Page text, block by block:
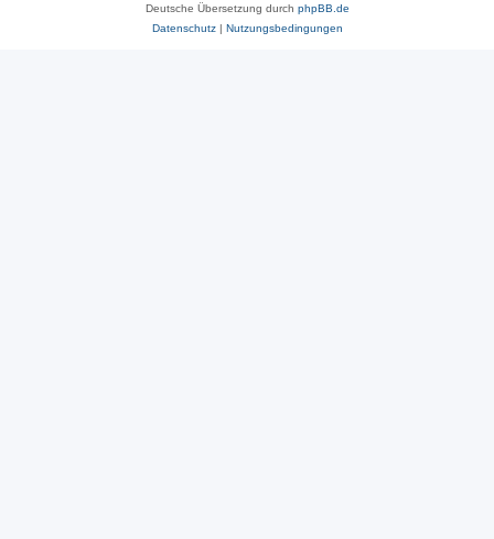
Deutsche Übersetzung durch phpBB.de
Datenschutz| Nutzungsbedingungen